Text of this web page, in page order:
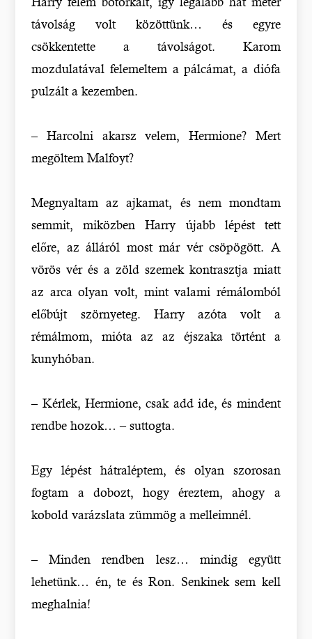
távolság volt közöttünk… és egyre
csökkentette a távolságot. Karom
mozdulatával felemeltem a pálcámat, a diófa
pulzált a kezemben.
– Harcolni akarsz velem, Hermione? Mert
megöltem Malfoyt?
Megnyaltam az ajkamat, és nem mondtam
semmit, miközben Harry újabb lépést tett
előre, az álláról most már vér csöpögött. A
vörös vér és a zöld szemek kontrasztja miatt
az arca olyan volt, mint valami rémálomból
előbújt szörnyeteg. Harry azóta volt a
rémálmom, mióta az az éjszaka történt a
kunyhóban.
– Kérlek, Hermione, csak add ide, és mindent
rendbe hozok… – suttogta.
Egy lépést hátraléptem, és olyan szorosan
fogtam a dobozt, hogy éreztem, ahogy a
kobold varázslata zümmög a melleimnél.
– Minden rendben lesz… mindig együtt
lehetünk… én, te és Ron. Senkinek sem kell
meghalnia!